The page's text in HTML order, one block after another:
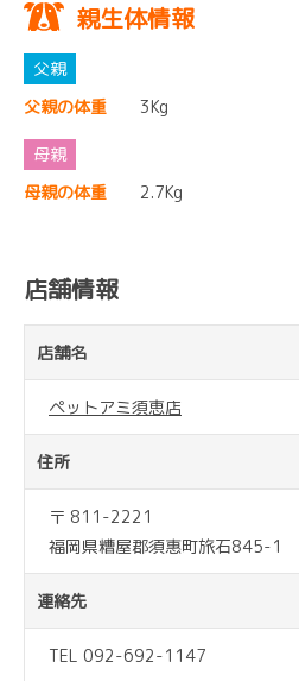
親生体情報
父親の体重 3Kg
母親の体重 2.7Kg
店舗情報
店舗名
ペットアミ須恵店
住所
〒 811-2221
福岡県糟屋郡須惠町旅石845-1
連絡先
TEL 092-692-1147